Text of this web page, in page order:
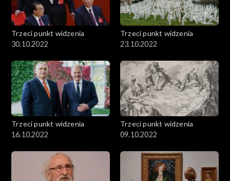
Trzeci punkt widzenia
30.10.2022
Trzeci punkt widzenia
23.10.2022
Trzeci punkt widzenia
16.10.2022
Trzeci punkt widzenia
09.10.2022